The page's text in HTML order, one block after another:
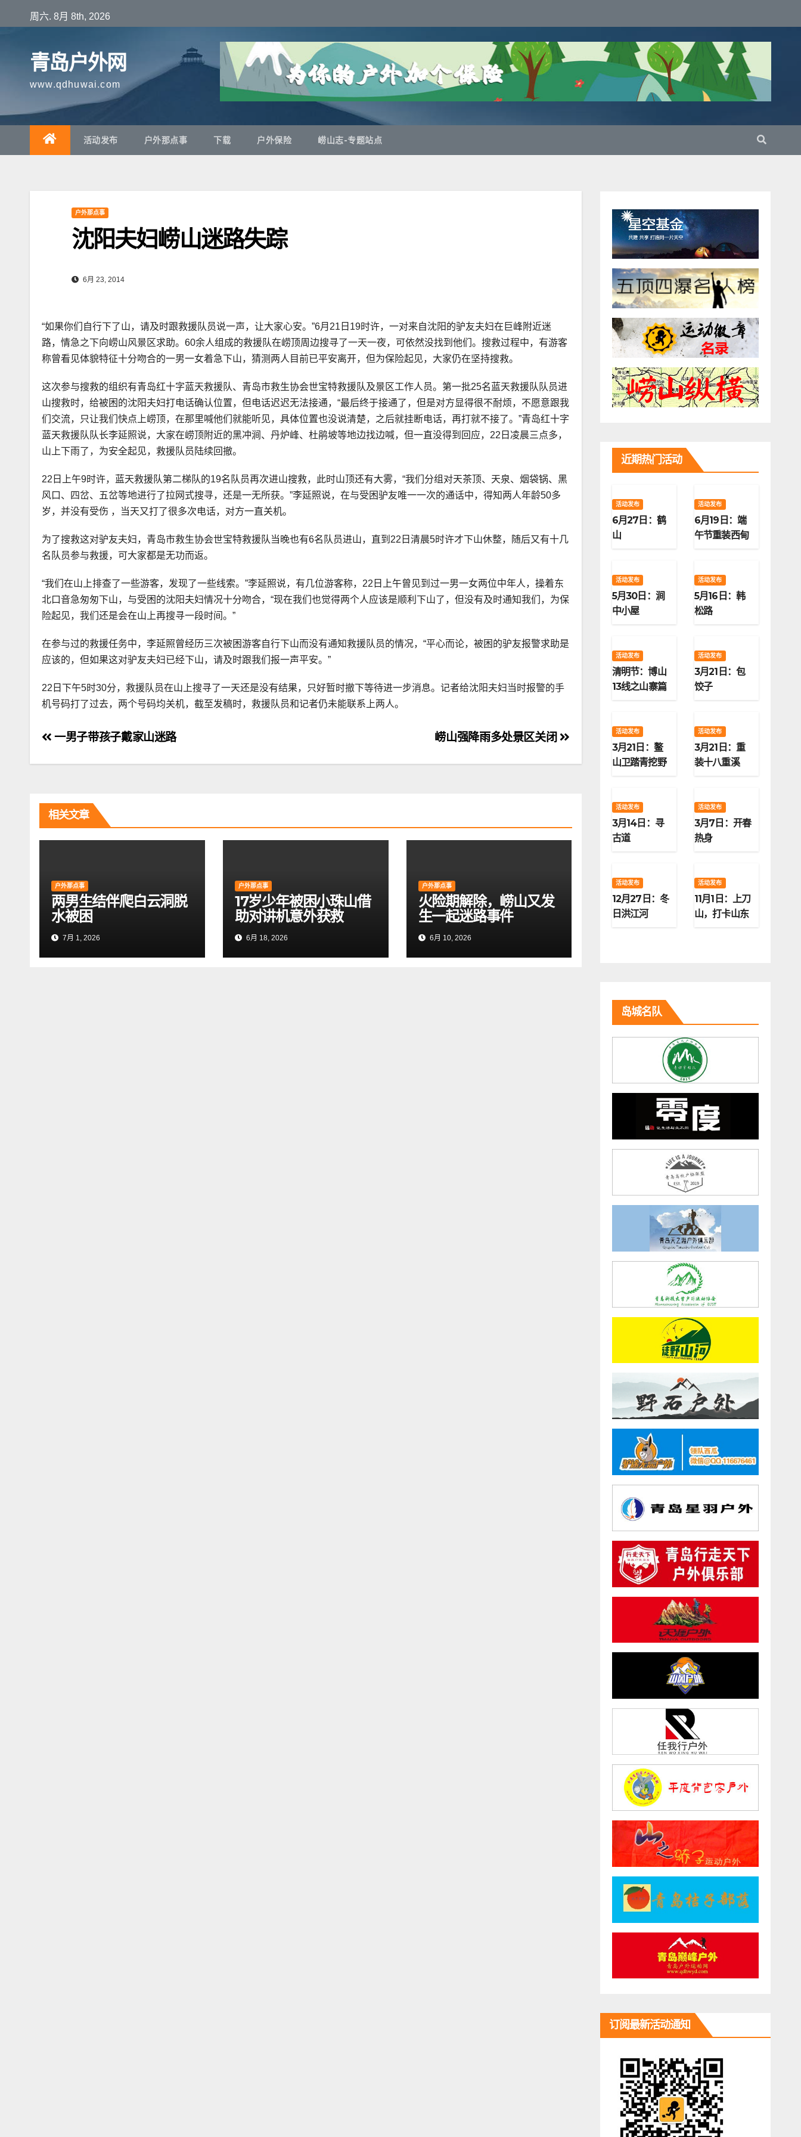
至
周六. 8月 8th, 2026
青岛户外网
www.qdhuwai.com
活动发布 户外那点事 下载 户外保险 崂山志-专题站点
户外那点事
沈阳夫妇崂山迷路失踪
6月 23, 2014
“如果你们自行下了山，请及时跟救援队员说一声，让大家心安。”6月21日19时许，一对来自沈阳的驴友夫妇在巨峰附近迷
路，情急之下向崂山风景区求助。60余人组成的救援队在崂顶周边搜寻了一天一夜，可依然没找到他们。搜救过程中，有游客
称曾看见体貌特征十分吻合的一男一女着急下山，猜测两人目前已平安离开，但为保险起见，大家仍在坚持搜救。
这次参与搜救的组织有青岛红十字蓝天救援队、青岛市救生协会世宝特救援队及景区工作人员。第一批25名蓝天救援队队员进
山搜救时，给被困的沈阳夫妇打电话确认位置，但电话迟迟无法接通，“最后终于接通了，但是对方显得很不耐烦，不愿意跟我
们交流，只让我们快点上崂顶，在那里喊他们就能听见，具体位置也没说清楚，之后就挂断电话，再打就不接了。”青岛红十字
蓝天救援队队长李延照说，大家在崂顶附近的黑冲涧、丹炉峰、杜鹃坡等地边找边喊，但一直没得到回应，22日凌晨三点多，
山上下雨了，为安全起见，救援队员陆续回撤。
22日上午9时许，蓝天救援队第二梯队的19名队员再次进山搜救，此时山顶还有大雾，“我们分组对天茶顶、天泉、烟袋锅、黑
风口、四岔、五岔等地进行了拉网式搜寻，还是一无所获。”李延照说，在与受困驴友唯一一次的通话中，得知两人年龄50多
岁，并没有受伤 ，当天又打了很多次电话，对方一直关机。
为了搜救这对驴友夫妇，青岛市救生协会世宝特救援队当晚也有6名队员进山，直到22日清晨5时许才下山休整，随后又有十几
名队员参与救援，可大家都是无功而返。
“我们在山上排查了一些游客，发现了一些线索。”李延照说，有几位游客称，22日上午曾见到过一男一女两位中年人，操着东
北口音急匆匆下山，与受困的沈阳夫妇情况十分吻合，“现在我们也觉得两个人应该是顺利下山了，但没有及时通知我们，为保
险起见，我们还是会在山上再搜寻一段时间。”
在参与过的救援任务中，李延照曾经历三次被困游客自行下山而没有通知救援队员的情况，“平心而论，被困的驴友报警求助是
应该的，但如果这对驴友夫妇已经下山，请及时跟我们报一声平安。”
22日下午5时30分，救援队员在山上搜寻了一天还是没有结果，只好暂时撤下等待进一步消息。记者给沈阳夫妇当时报警的手
机号码打了过去，两个号码均关机，截至发稿时，救援队员和记者仍未能联系上两人。
文
章
航
崂山强降雨多处景区关闭
一男子带孩子戴家山迷路
相关文章
户外那点事
两男生结伴爬白云洞脱
水被困
7月 1, 2026
户外那点事
17岁少年被困小珠山借
助对讲机意外获救
6月 18, 2026
户外那点事
火险期解除，崂山又发
生一起迷路事件
6月 10, 2026
近期热门活动
活动发布
6月27日：鹤
山
活动发布
6月19日：端
午节重装西甸
活动发布
5月30日：涧
中小屋
活动发布
5月16日：韩
松路
活动发布
清明节：博山
13线之山寨篇
活动发布
3月21日：包
饺子
活动发布
3月21日：鳌
山卫踏青挖野
活动发布
3月21日：重
装十八重溪
活动发布
3月14日：寻
古道
活动发布
3月7日：开春
热身
活动发布
12月27日：冬
日洪江河
活动发布
11月1日：上刀
山，打卡山东
岛城名队
订阅最新活动通知